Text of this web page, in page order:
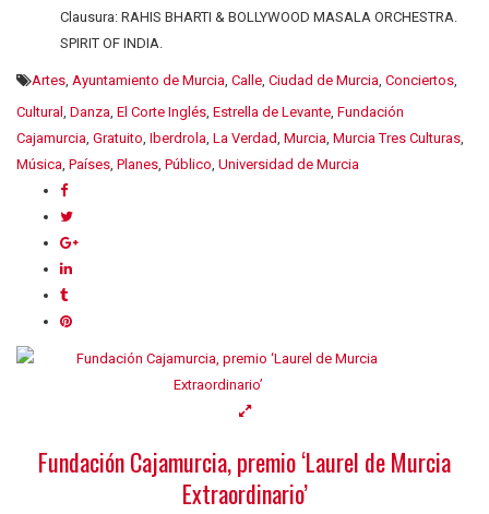
Clausura: RAHIS BHARTI & BOLLYWOOD MASALA ORCHESTRA.
SPIRIT OF INDIA.
Artes Ayuntamiento de Murcia Calle Ciudad de Murcia Conciertos
Cultural
Danza El Corte Inglés Estrella de Levante Fundación
Cajamurcia Gratuito Iberdrola La Verdad Murcia Murcia Tres Culturas
Música Países Planes Público Universidad de Murcia
Fundación Cajamurcia, premio ‘Laurel de Murcia
Extraordinario’